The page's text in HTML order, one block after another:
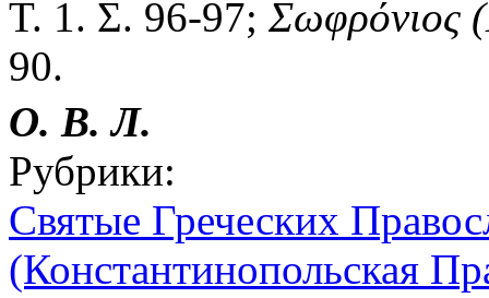
Τ. 1. Σ. 96-97; Σωφρόνιος
90.
О. В. Л.
Рубрики:
Святые Греческих
(Константинопольская